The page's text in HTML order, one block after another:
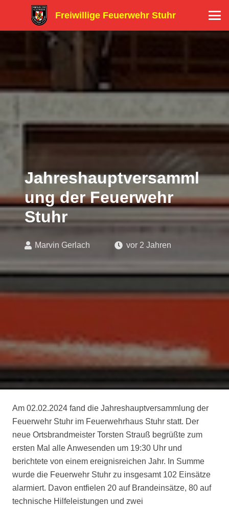
Freiwillige Feuerwehr Stuhr
Jahreshauptversamml
ung der Feuerwehr
Stuhr
Marvin Gerlach vor 2 Jahren
Am 02.02.2024 fand die Jahreshauptversammlung der
Feuerwehr Stuhr im Feuerwehrhaus Stuhr statt. Der
neue Ortsbrandmeister Torsten Strauß begrüßte zum
ersten Mal alle Anwesenden um 19:30 Uhr und
berichtete von einem ereignisreichen Jahr. In Summe
wurde die Feuerwehr Stuhr zu insgesamt 102 Einsätze
alarmiert. Davon entfielen 20 auf Brandeinsätze, 80 auf
technische Hilfeleistungen und zwei